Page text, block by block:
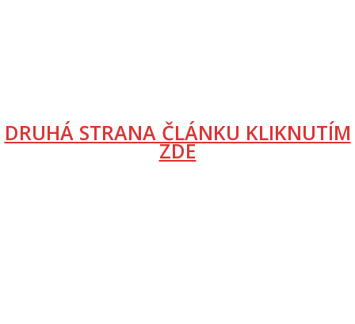
DRUHÁ STRANA ČLÁNKU KLIKNUTÍM
ZDE